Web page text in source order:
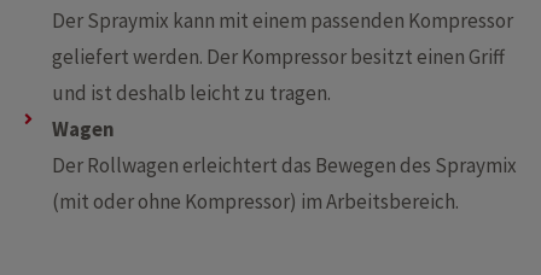
Der Spraymix kann mit einem passenden Kompressor
geliefert werden. Der Kompressor besitzt einen Griff
und ist deshalb leicht zu tragen.
Wagen
Der Rollwagen erleichtert das Bewegen des Spraymix
(mit oder ohne Kompressor) im Arbeitsbereich.